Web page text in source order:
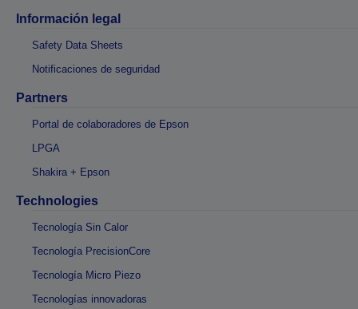
Información legal
Safety Data Sheets
Notificaciones de seguridad
Partners
Portal de colaboradores de Epson
LPGA
Shakira + Epson
Technologies
Tecnología Sin Calor
Tecnología PrecisionCore
Tecnología Micro Piezo
Tecnologías innovadoras